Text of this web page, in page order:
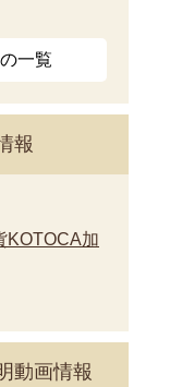
一覧
報
KOTOCA加
動画情報